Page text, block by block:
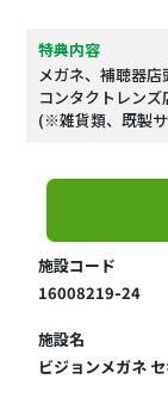
特典内容
メガネ、補聴器
コンタクトレン
(※雑貨類、既製
施設コード
16008219-24
施設名
ビジョンメガネ